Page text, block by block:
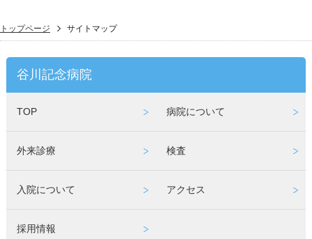
トップページ サイトマップ
谷川記念病院
TOP 病院について
外来診療 検査
入院について アクセス
採用情報